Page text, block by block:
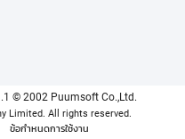
© 2002 Puumsoft Co.,Ltd.
Limited. All rights reserved.
ข้อกำหนดการใช้งาน